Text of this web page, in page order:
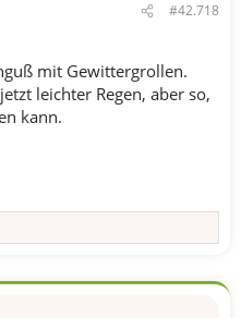
#42.718
mit Gewittergrollen.
leichter Regen, aber so,
kann.